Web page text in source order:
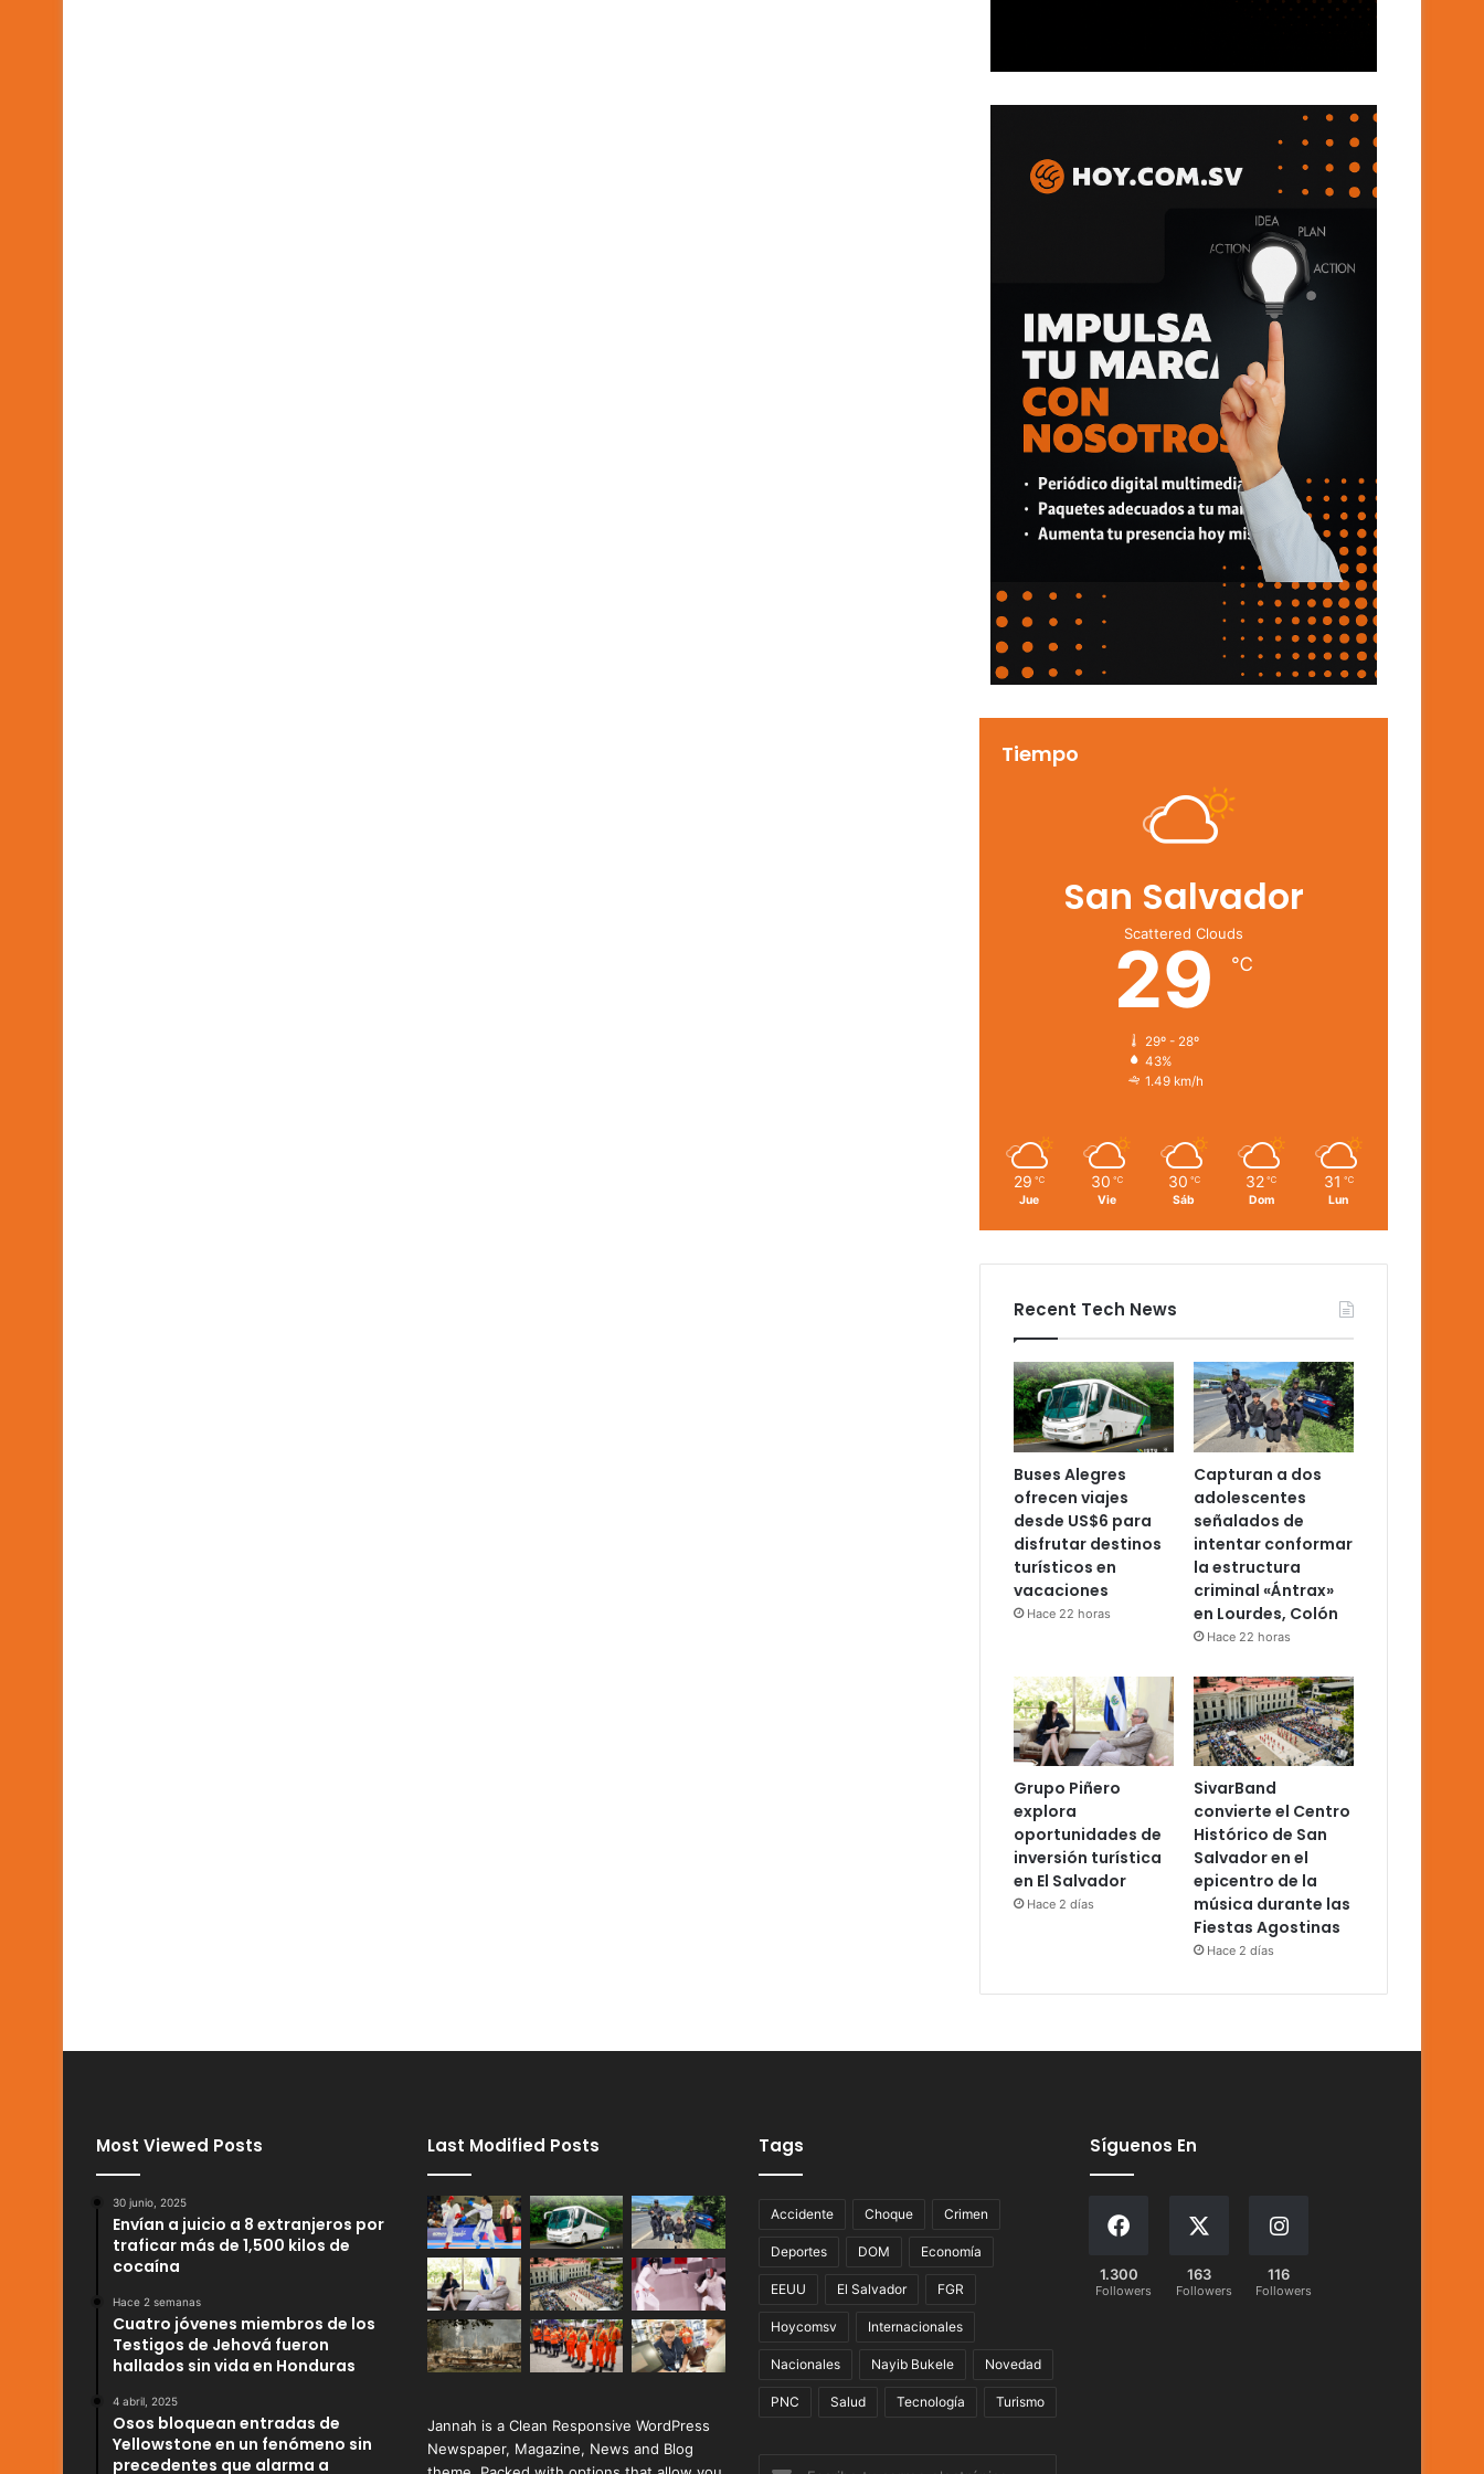
Tiempo
San Salvador
Scattered Clouds
29 ℃
29º - 28º
43%
1.49 km/h
29 ℃
Jue
30 ℃
Vie
30 ℃
Sáb
32 ℃
Dom
31 ℃
Lun
Recent Tech News
Buses Alegres
ofrecen viajes
desde US$6 para
disfrutar destinos
turísticos en
vacaciones
Hace 22 horas
Capturan a dos
adolescentes
señalados de
intentar conformar
la estructura
criminal «Ántrax»
en Lourdes, Colón
Hace 22 horas
Grupo Piñero
explora
oportunidades de
inversión turística
en El Salvador
Hace 2 días
SivarBand
convierte el Centro
Histórico de San
Salvador en el
epicentro de la
música durante las
Fiestas Agostinas
Hace 2 días
Most Viewed Posts
30 junio, 2025
Envían a juicio a 8 extranjeros por
traficar más de 1,500 kilos de
cocaína
Hace 2 semanas
Cuatro jóvenes miembros de los
Testigos de Jehová fueron
hallados sin vida en Honduras
4 abril, 2025
Osos bloquean entradas de
Yellowstone en un fenómeno sin
precedentes que alarma a
Last Modified Posts
Jannah is a Clean Responsive WordPress
Newspaper, Magazine, News and Blog
Tags
Accidente Choque Crimen
Deportes DOM Economía
EEUU El Salvador FGR
Hoycomsv Internacionales
Nacionales Nayib Bukele Novedad
PNC Salud Tecnología Turismo
Escribe
Síguenos En
1.300
Followers
163
Followers
116
Followers